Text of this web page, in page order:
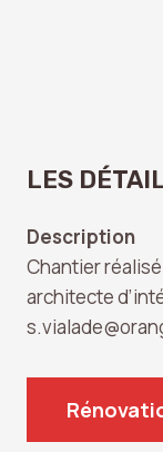
LES
Description
Chantier
architecte